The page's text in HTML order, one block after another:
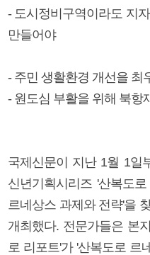
- 도시정비구역이라도 지
만들어야
- 주민 생활환경 개선을 최
- 원도심 부활을 위해 북항
국제신문이 지난 1월 1일
신년기획시리즈 '산복도
르네상스 과제와 전략'을
개최했다. 전문가들은 본
로 리포트'가 '산복도로 르